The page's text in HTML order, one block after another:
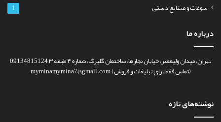
سوغات و صنایع دستی 1
درباره ما
تهران، میدان ولیعصر، خیابان نجارها، ساختمان گلبرگ، شماره ۴ طبقه ۳ 09134815124
(تماس فقط برای تبلیغات و فروش) myminamymina7@gmail.com
نوشته‌های تازه